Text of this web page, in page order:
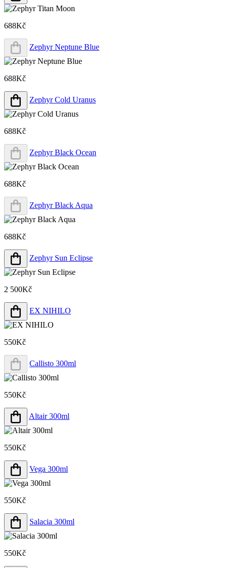
688Kč
Zephyr Neptune Blue
688Kč
Zephyr Cold Uranus
688Kč
Zephyr Black Ocean
688Kč
Zephyr Black Aqua
688Kč
Zephyr Sun Eclipse
2 500Kč
EX NIHILO
550Kč
Callisto 300ml
550Kč
Altair 300ml
550Kč
Vega 300ml
550Kč
Salacia 300ml
550Kč